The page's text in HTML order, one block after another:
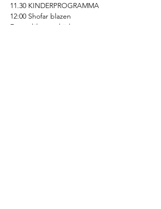
11.30 KINDERPROGRAMMA
12:00 Shofar blazen
Feestelijke maaltijd